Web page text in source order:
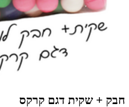
חבק + שקית דגם קרקס